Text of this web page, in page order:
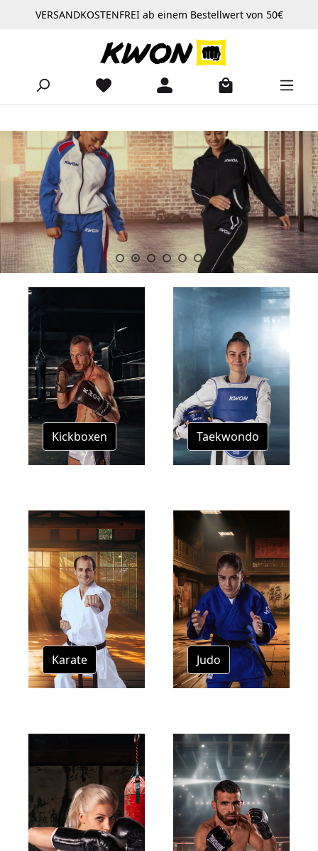
Zum Hauptinhalt springen
VERSANDKOSTENFREI ab einem Bestellwert von 50€
Slider überspringen
https://www.kwon.com/Produkte/Bekleidung/Trainingsanzuege/
Kickboxen Taekwondo
Karate Judo